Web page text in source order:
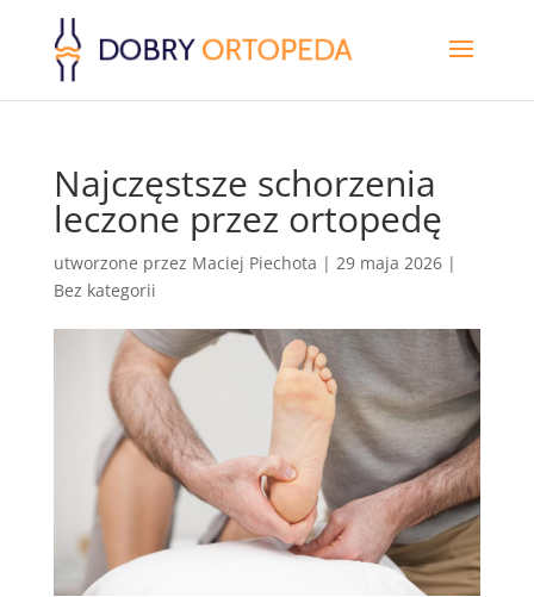
Najczęstsze schorzenia
leczone przez ortopedę
utworzone przez Maciej Piechota | 29 maja 2026|
Bez kategorii